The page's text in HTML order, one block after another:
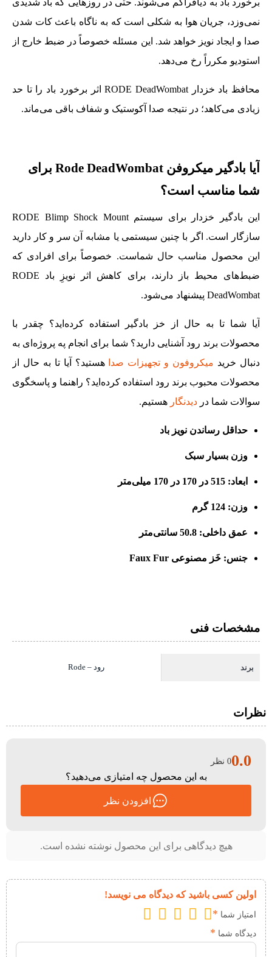
برخورد باد به دیافراگم می‌شوند. حتی در روزهایی که باد شدیدی
نمی‌وزد، جریان هوا به شکلی است که به ناگاه باعث کات شدن
صدا و ایجاد نویز خواهد شد. این مسئله خصوصاً در ضبط خارج از
استودیو مکرراً رخ می‌دهد.
محافظ باد خزدار RODE DeadWombat اثر برخورد باد را تا حد
زیادی می‌کاهد؛ در نتیجه صدا آکوستیک و شفاف باقی می‌ماند.
آیا بادگیر میکروفن Rode DeadWombat برای
شما مناسب است؟
این بادگیر خزدار برای سیستم RODE Blimp Shock Mount
سازگار است. اگر با چنین سیستمی یا مشابه آن سر و کار دارید
این محصول مناسب حال شماست. خصوصاً برای افرادی که
ضبط‌های محیط باز دارند، برای کاهش اثر نویزِ باد RODE
DeadWombat پیشنهاد می‌شود.
آیا شما تا به حال از خز بادگیر استفاده کرده‌اید؟ چقدر با
محصولات برند رود آشنایی دارید؟ شما برای انجام په پروژه‌ای به
دنبال خرید میکروفون و تجهیزات صداهستید؟ آیا تا به حال از
محصولات محبوب برند رود استفاده کرده‌اید؟ راهنما و پاسخگوی
سوالات شما در دیدنگار هستیم.
حداقل رساندن نویز باد
وزن بسیار سبک
ابعاد: 515 در 170 در 170 میلی‌متر
وزن: 124 گرم
عمق داخلی: 50.8 سانتی‌متر
جنس: خَز مصنوعی Faux Fur
مشخصات فنی
برند رود – Rode
نظرات
هیچ دیدگاهی برای این محصول نوشته نشده است.
اولین کسی باشید که دیدگاه می نویسد!
امتیاز شما *
دیدگاه شما *
0.00 نظر
به این محصول چه امتیازی می‌دهید؟
افزودن نظر